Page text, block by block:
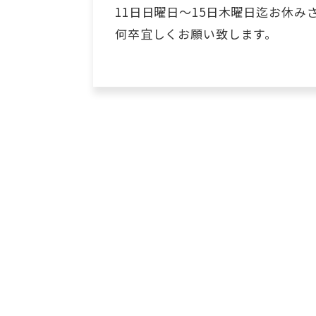
11日日曜日〜15日木曜日迄お休み
何卒宜しくお願い致します。